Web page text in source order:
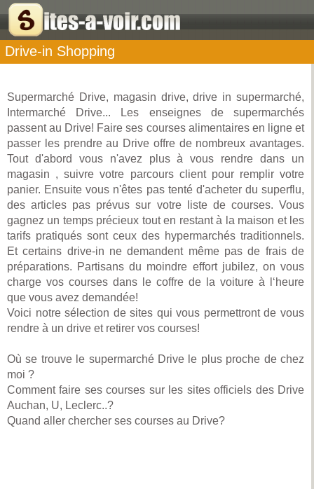
Drive-in Shopping
Supermarché Drive, magasin drive, drive in supermarché,
Intermarché Drive... Les enseignes de supermarchés
passent au Drive! Faire ses courses alimentaires en ligne et
passer les prendre au Drive offre de nombreux avantages.
Tout d'abord vous n'avez plus à vous rendre dans un
magasin , suivre votre parcours client pour remplir votre
panier. Ensuite vous n'êtes pas tenté d'acheter du superflu,
des articles pas prévus sur votre liste de courses. Vous
gagnez un temps précieux tout en restant à la maison et les
tarifs pratiqués sont ceux des hypermarchés traditionnels.
Et certains drive-in ne demandent même pas de frais de
préparations. Partisans du moindre effort jubilez, on vous
charge vos courses dans le coffre de la voiture à l‘heure
que vous avez demandée!
Voici notre sélection de sites qui vous permettront de vous
rendre à un drive et retirer vos courses!
Où se trouve le supermarché Drive le plus proche de chez
moi ?
Comment faire ses courses sur les sites officiels des Drive
Auchan, U, Leclerc..?
Quand aller chercher ses courses au Drive?